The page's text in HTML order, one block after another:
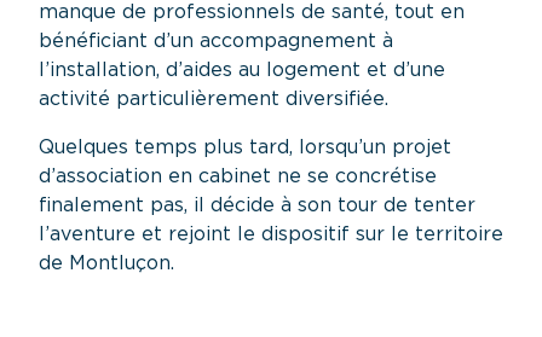
manque de professionnels de santé, tout en
bénéficiant d’un accompagnement à
l’installation, d’aides au logement et d’une
activité particulièrement diversifiée.
Quelques temps plus tard, lorsqu’un projet
d’association en cabinet ne se concrétise
finalement pas, il décide à son tour de tenter
l’aventure et rejoint le dispositif sur le territoire
de Montluçon.